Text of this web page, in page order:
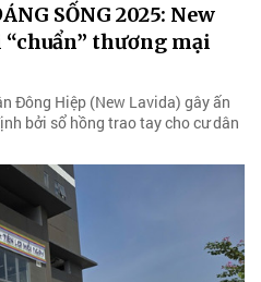
SỐNG 2025: New
thương mại
Đông Hiệp (New Lavida) gây ấn
bởi sổ hồng trao tay cho cư dân